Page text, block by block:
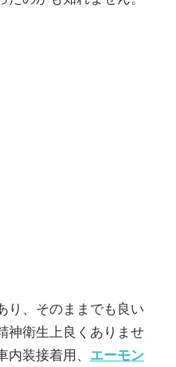
り、そのままでも良い
神衛生上良くありませ
装接着用、 エーモン